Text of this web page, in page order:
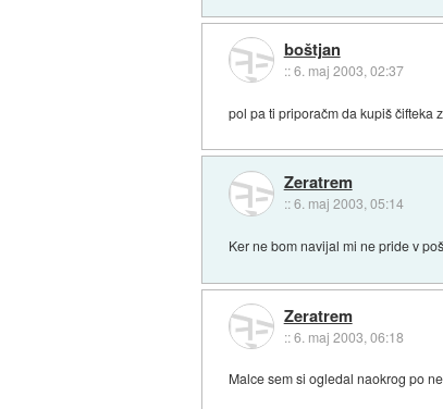
boštjan
::6. maj 2003, 02:37
pol pa ti priporačm da kupiš čifteka
Zeratrem
::6. maj 2003, 05:14
Ker ne bom navijal mi ne pride v
Zeratrem
::6. maj 2003, 06:18
Malce sem si ogledal naokrog po